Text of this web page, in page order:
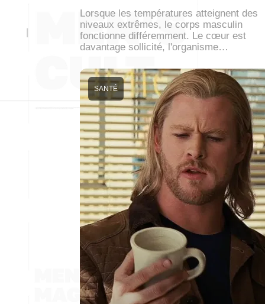
Lorsque les températures atteignent des
niveaux extrêmes, le corps masculin
fonctionne différemment. Le cœur est
davantage sollicité, l'organisme…
SANTÉ